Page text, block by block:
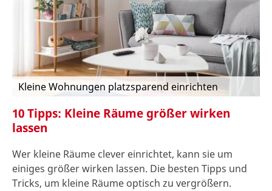
Kleine Wohnungen platzsparend einrichten
10 Tipps: Kleine Räume größer wirken
lassen
Wer kleine Räume clever einrichtet, kann sie um
einiges größer wirken lassen. Die besten Tipps und
Tricks, um kleine Räume optisch zu vergrößern.